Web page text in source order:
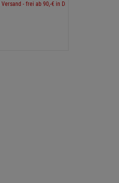
- frei ab 90,-€ in DE